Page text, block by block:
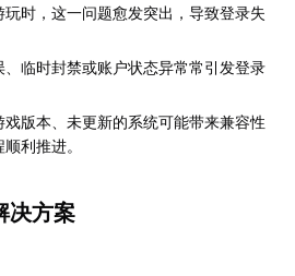
时，这一问题愈发突出，导致登录失
、临时封禁或账户状态异常常引发登录
戏版本、未更新的系统可能带来兼容性
利推进。
决方案